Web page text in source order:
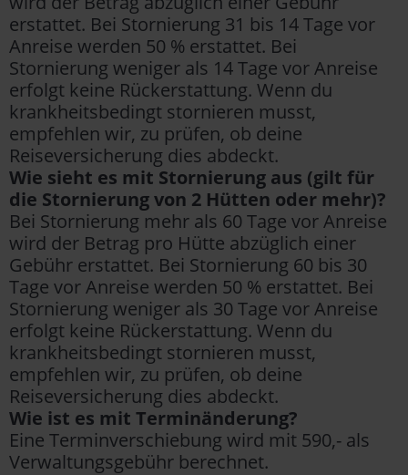
erstattet. Bei Stornierung 31 bis 14 Tage vor
Anreise werden 50 % erstattet. Bei
Stornierung weniger als 14 Tage vor Anreise
erfolgt keine Rückerstattung. Wenn du
krankheitsbedingt stornieren musst,
empfehlen wir, zu prüfen, ob deine
Reiseversicherung dies abdeckt.
Wie sieht es mit Stornierung aus (gilt für
die Stornierung von 2 Hütten oder mehr)?
Bei Stornierung mehr als 60 Tage vor Anreise
wird der Betrag pro Hütte abzüglich einer
Gebühr erstattet. Bei Stornierung 60 bis 30
Tage vor Anreise werden 50 % erstattet. Bei
Stornierung weniger als 30 Tage vor Anreise
erfolgt keine Rückerstattung. Wenn du
krankheitsbedingt stornieren musst,
empfehlen wir, zu prüfen, ob deine
Reiseversicherung dies abdeckt.
Wie ist es mit Terminänderung?
Eine Terminverschiebung wird mit 590,- als
Verwaltungsgebühr berechnet.